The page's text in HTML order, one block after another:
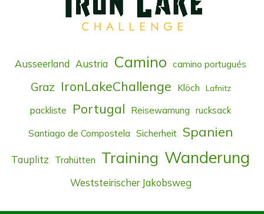
Ausseerland Austria Camino camino portugués
Graz IronLakeChallenge Klöch Lafnitz
packliste Portugal Reisewarnung rucksack
Santiago de Compostela Sicherheit Spanien
Tauplitz Trahütten Training Wanderung
Weststeirischer Jakobsweg